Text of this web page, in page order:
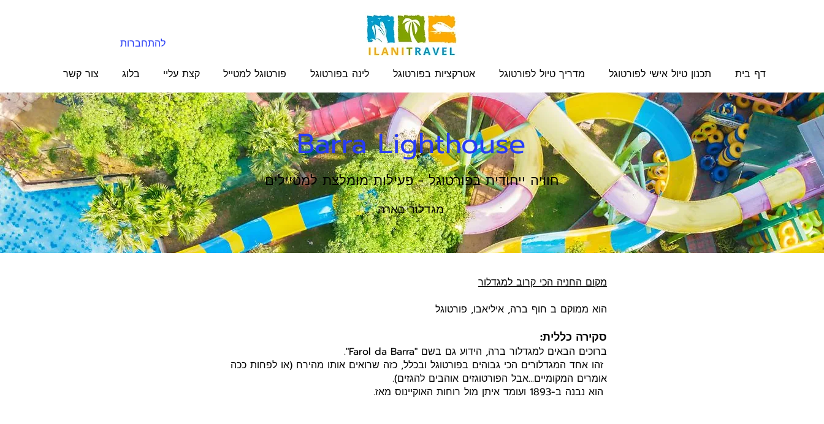
להתחברות
דף בית תכנון טיול אישי לפורטוגל מדריך טיול לפורטוגל אטרקציות בפורטוגל לינה בפורטוגל פורטוגל למטייל קצת עליי בלוג צור קשר
Barra Lighthouse
חוויה ייחודית בפורטוגל - פעילות מומלצת למטיילים
מגדלור בארה
מקום החניה הכי קרוב למגדלור
הוא ממוקם ב חוף ברה, איליאבו, פורטוגל
סקירה כללית:
ברוכים הבאים למגדלור ברה, הידוע גם בשם "Farol da Barra".
זהו אחד המגדלורים הכי גבוהים בפורטוגל ובכלל, כזה שרואים אותו מהירח (או לפחות ככה
אומרים המקומיים...אבל הפורטוגזים אוהבים להגזים).
הוא נבנה ב-1893 ועומד איתן מול רוחות האוקיינוס מאז.